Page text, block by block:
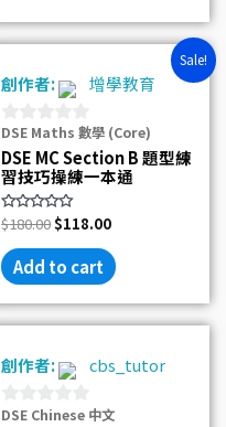
Sale!
創作者: 增學教育
0
out
of
5
DSE Maths 數學 (Core)
DSE MC Section B 題型練
習技巧操練一本通
Rated
0
out
of
5
$180.00
was:
$118.00
is:
Add to cart
創作者: cbs_tutor
0
DSE Chinese 中文